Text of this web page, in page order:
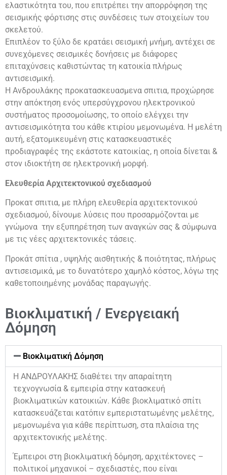
ελαστικότητα του, που επιτρέπει την απορρόφηση της
σεισμικής φόρτισης στις συνδέσεις των στοιχείων του
σκελετού.
Επιπλέον το ξύλο δε κρατάει σεισμική μνήμη, αντέχει σε
συνεχόμενες σεισμικές δονήσεις με διάφορες
επιταχύνσεις καθιστώντας τη κατοικία πλήρως
αντισεισμική.
Η Ανδρουλάκης προκατασκευασμενα σπιτια, προχώρησε
στην απόκτηση ενός υπερσύγχρονου ηλεκτρονικού
συστήματος προσομοίωσης, το οποίο ελέγχει την
αντισεισμικότητα του κάθε κτιρίου μεμονωμένα. Η μελέτη
αυτή, εξατομικευμένη στις κατασκευαστικές
προδιαγραφές της εκάστοτε κατοικίας, η οποία δίνεται &
στον ιδιοκτήτη σε ηλεκτρονική μορφή.
Ελευθερία Αρχιτεκτονικού σχεδιασμού
Προκατ σπιτια, με πλήρη ελευθερία αρχιτεκτονικού
σχεδιασμού, δίνουμε λύσεις που προσαρμόζονται με
γνώμονα την εξυπηρέτηση των αναγκών σας & σύμφωνα
με τις νέες αρχιτεκτονικές τάσεις.
Προκάτ σπίτια , υψηλής αισθητικής & ποιότητας, πλήρως
αντισεισμικά, με το δυνατότερο χαμηλό κόστος, λόγω της
καθετοποιημένης μονάδας παραγωγής.
Βιοκλιματική / Ενεργειακή
Δόμηση
Βιοκλιματική Δόμηση
Η ΑΝΔΡΟΥΛΑΚΗΣ διαθέτει την απαραίτητη
τεχνογνωσία & εμπειρία στην κατασκευή
βιοκλιματικών κατοικιών. Κάθε βιοκλιματικό σπίτι
κατασκευάζεται κατόπιν εμπεριστατωμένης μελέτης,
μεμονωμένα για κάθε περίπτωση, στα πλαίσια της
αρχιτεκτονικής μελέτης.
Έμπειροι στη βιοκλιματική δόμηση, αρχιτέκτονες –
πολιτικοί μηχανικοί – σχεδιαστές, που είναι